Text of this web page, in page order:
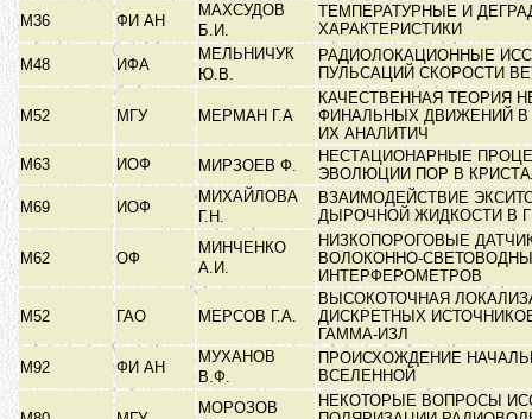
М36
ФИ АН
МАХСУДОВ
Б.И.
ТЕМПЕРАТУРНЫЕ И
ХАРАКТЕРИСТИКИ
М48
ИФА
МЕЛЬНИЧУК
Ю.В.
РАДИОЛОКАЦИОННЫЕ
ПУЛЬСАЦИЙ СКОРОСТИ
М52 МГУ МЕРМАН Г.А
КАЧЕСТВЕННАЯ ТЕОРИЯ
ФИНАЛЬНЫХ ДВИЖЕНИЙ В
ИХ АНАЛИТИЧ
М63
ИОФ МИРЗОЕВ Ф.
НЕСТАЦИОНАРНЫЕ
ЭВОЛЮЦИИ ПОР В
М69
ИОФ
МИХАЙЛОВА
Г.Н.
ВЗАИМОДЕЙСТВИЕ
ДЫРОЧНОЙ ЖИДКОСТИ В
М62 ОФ
МИНЧЕНКО
А.И.
НИЗКОПОРОГОВЫЕ
ВОЛОКОННО-
ИНТЕРФЕРОМЕТРОВ
М52 ГАО МЕРСОВ Г.А.
ВЫСОКОТОЧНАЯ
ДИСКРЕТНЫХ
ГАММА-ИЗЛ
М92
ФИ АН
МУХАНОВ
В.Ф.
ПРОИСХОЖДЕНИЕ
ВСЕЛЕННОЙ
МОРОЗОВ
НЕКОТОРЫЕ ВОПРОСЫ